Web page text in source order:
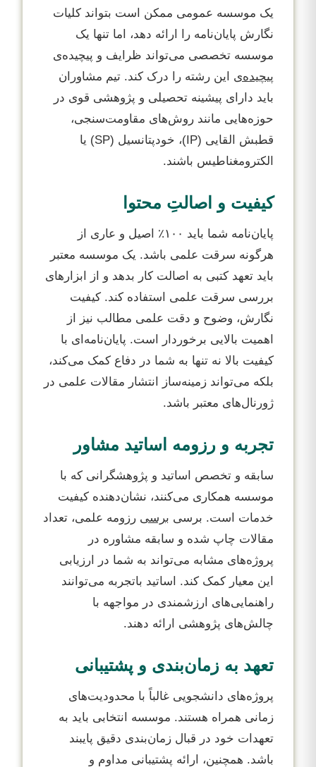
یک موسسه عمومی ممکن است بتواند کلیات
نگارش پایان‌نامه را ارائه دهد، اما تنها یک
موسسه تخصصی می‌تواند ظرایف و پیچیده‌ی
پیچیده‌ی این رشته را درک کند. تیم مشاوران
باید دارای پیشینه تحصیلی و پژوهشی قوی در
حوزه‌هایی مانند روش‌های مقاومت‌سنجی،
قطبش القایی (IP)، خودپتانسیل (SP) یا
الکترومغناطیس باشند.
کیفیت و اصالتِ محتوا
پایان‌نامه شما باید ۱۰۰٪ اصیل و عاری از
هرگونه سرقت علمی باشد. یک موسسه معتبر
باید تعهد کتبی به اصالت کار بدهد و از ابزارهای
بررسی سرقت علمی استفاده کند. کیفیت
نگارش، وضوح و دقت علمی مطالب نیز از
اهمیت بالایی برخوردار است. پایان‌نامه‌ای با
کیفیت بالا نه تنها به شما در دفاع کمک می‌کند،
بلکه می‌تواند زمینه‌ساز انتشار مقالات علمی در
ژورنال‌های معتبر باشد.
تجربه و رزومه اساتید مشاور
سابقه و تخصص اساتید و پژوهشگرانی که با
موسسه همکاری می‌کنند، نشان‌دهنده کیفیت
خدمات است. برسی برسی رزومه علمی، تعداد
مقالات چاپ شده و سابقه مشاوره در
پروژه‌های مشابه می‌تواند به شما در ارزیابی
این معیار کمک کند. اساتید باتجربه می‌توانند
راهنمایی‌های ارزشمندی در مواجهه با
چالش‌های پژوهشی ارائه دهند.
تعهد به زمان‌بندی و پشتیبانی
پروژه‌های دانشجویی غالباً با محدودیت‌های
زمانی همراه هستند. موسسه انتخابی باید به
تعهدات خود در قبال زمان‌بندی دقیق پایبند
باشد. همچنین، ارائه پشتیبانی مداوم و